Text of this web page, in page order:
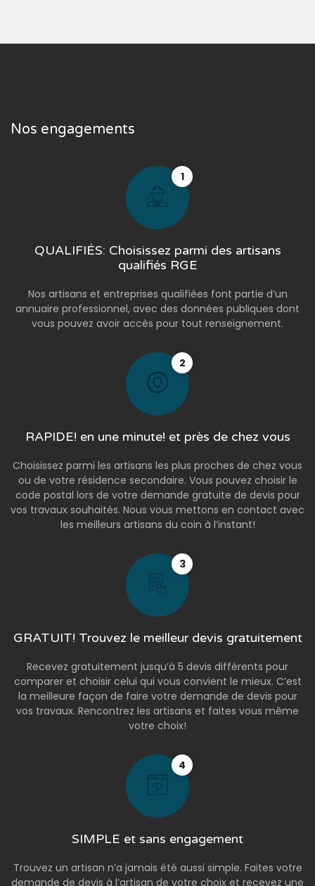
Nos engagements
1
QUALIFIÉS: Choisissez parmi des artisans
qualifiés RGE
Nos artisans et entreprises qualifiées font partie d’un
annuaire professionnel, avec des données publiques dont
vous pouvez avoir accès pour tout renseignement.
2
RAPIDE! en une minute! et près de chez vous
Choisissez parmi les artisans les plus proches de chez vous
ou de votre résidence secondaire. Vous pouvez choisir le
code postal lors de votre demande gratuite de devis pour
vos travaux souhaités. Nous vous mettons en contact avec
les meilleurs artisans du coin à l’instant!
3
GRATUIT! Trouvez le meilleur devis gratuitement
Recevez gratuitement jusqu’à 5 devis différents pour
comparer et choisir celui qui vous convient le mieux. C’est
la meilleure façon de faire votre demande de devis pour
vos travaux. Rencontrez les artisans et faites vous même
votre choix!
4
SIMPLE et sans engagement
Trouvez un artisan n’a jamais été aussi simple. Faites votre
demande de devis à l’artisan de votre choix et recevez une